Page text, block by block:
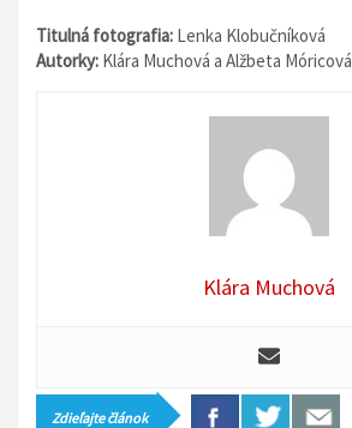
Titulná fotografia: Lenka Klobučníková
Autorky: Klára Muchová a Alžbeta Móricová
Klára Muchová
Zdieľajte článok